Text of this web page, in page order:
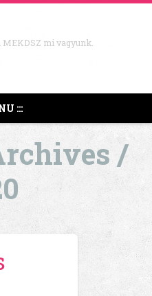
MEKDSZ mi vagyunk.
:::
/